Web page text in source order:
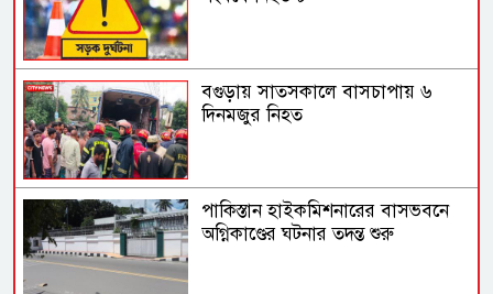
বগুড়ায় সাতসকালে বাসচাপায় ৬
দিনমজুর নিহত
পাকিস্তান হাইকমিশনারের বাসভবনে
অগ্নিকাণ্ডের ঘটনার তদন্ত শুরু